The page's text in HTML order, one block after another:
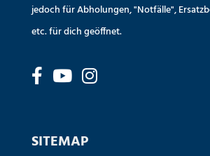
jedoch für Abholungen, "Notfälle",
etc. für dich geöffnet.
SITEMAP